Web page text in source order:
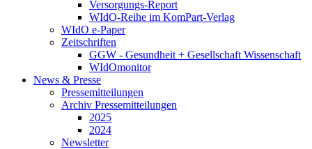
Versorgungs-Report
WIdO-Reihe im KomPart-Verlag
WIdO e-Paper
Zeitschriften
GGW - Gesundheit + Gesellschaft Wissenschaft
WIdOmonitor
News & Presse
Pressemitteilungen
Archiv Pressemitteilungen
2025
2024
Newsletter